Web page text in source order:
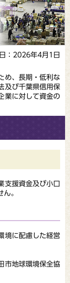
：2026年4月1日
め、長期・低利な
及び千葉県信用保
業に対して資金の
支援資金及び小口
。
境に配慮した経営
市地球環境保全協